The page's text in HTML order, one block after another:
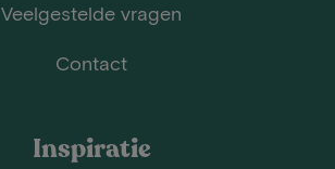
Veelgestelde vragen
Contact
Inspiratie